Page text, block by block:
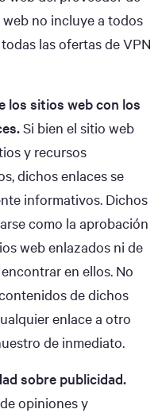
no incluye a todos
las ofertas de VPN
los sitios web con los
Si bien el sitio web
y recursos
dichos enlaces se
informativos. Dichos
como la aprobación
web enlazados ni de
en ellos. No
de dichos
enlace a otro
de inmediato.
sobre publicidad.
opiniones y